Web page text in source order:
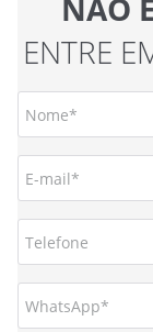
NÃO
ENTRE